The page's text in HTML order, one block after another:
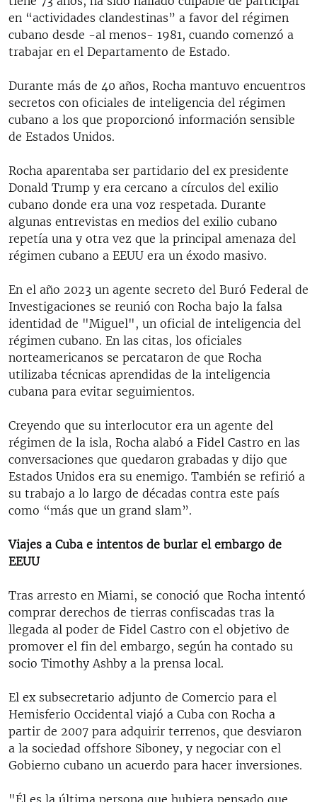
en “actividades clandestinas” a favor del régimen
cubano desde -al menos- 1981, cuando comenzó a
trabajar en el Departamento de Estado.
Durante más de 40 años, Rocha mantuvo encuentros
secretos con oficiales de inteligencia del régimen
cubano a los que proporcionó información sensible
de Estados Unidos.
Rocha aparentaba ser partidario del ex presidente
Donald Trump y era cercano a círculos del exilio
cubano donde era una voz respetada. Durante
algunas entrevistas en medios del exilio cubano
repetía una y otra vez que la principal amenaza del
régimen cubano a EEUU era un éxodo masivo.
En el año 2023 un agente secreto del Buró Federal de
Investigaciones se reunió con Rocha bajo la falsa
identidad de "Miguel", un oficial de inteligencia del
régimen cubano. En las citas, los oficiales
norteamericanos se percataron de que Rocha
utilizaba técnicas aprendidas de la inteligencia
cubana para evitar seguimientos.
Creyendo que su interlocutor era un agente del
régimen de la isla, Rocha alabó a Fidel Castro en las
conversaciones que quedaron grabadas y dijo que
Estados Unidos era su enemigo. También se refirió a
su trabajo a lo largo de décadas contra este país
como “más que un grand slam”.
Viajes a Cuba e intentos de burlar el embargo de
EEUU
Tras arresto en Miami, se conoció que Rocha intentó
comprar derechos de tierras confiscadas tras la
llegada al poder de Fidel Castro con el objetivo de
promover el fin del embargo, según ha contado su
socio Timothy Ashby a la prensa local.
El ex subsecretario adjunto de Comercio para el
Hemisferio Occidental viajó a Cuba con Rocha a
partir de 2007 para adquirir terrenos, que desviaron
a la sociedad offshore Siboney, y negociar con el
Gobierno cubano un acuerdo para hacer inversiones.
"Él es la última persona que hubiera pensado que